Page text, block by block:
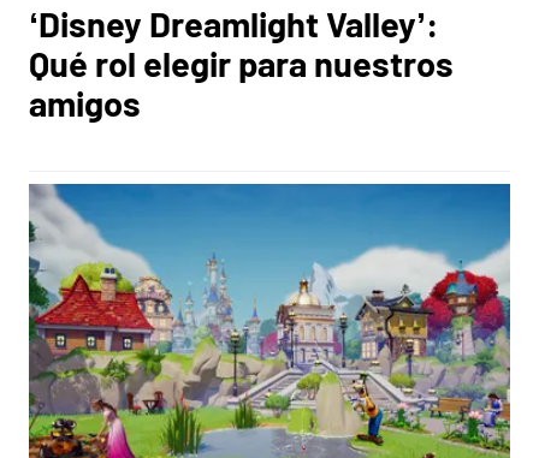
‘Disney Dreamlight Valley’:
Qué rol elegir para nuestros
amigos